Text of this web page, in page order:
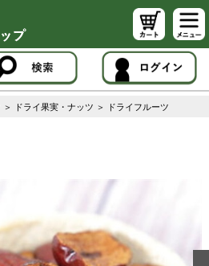
＞ ドライ果実・ナッツ ＞ ドライフルーツ